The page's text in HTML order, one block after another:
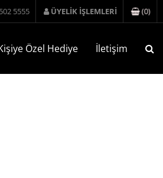
5555 ÜYELİK İŞLEMLERİ (0)
Özel Hediye İletişim